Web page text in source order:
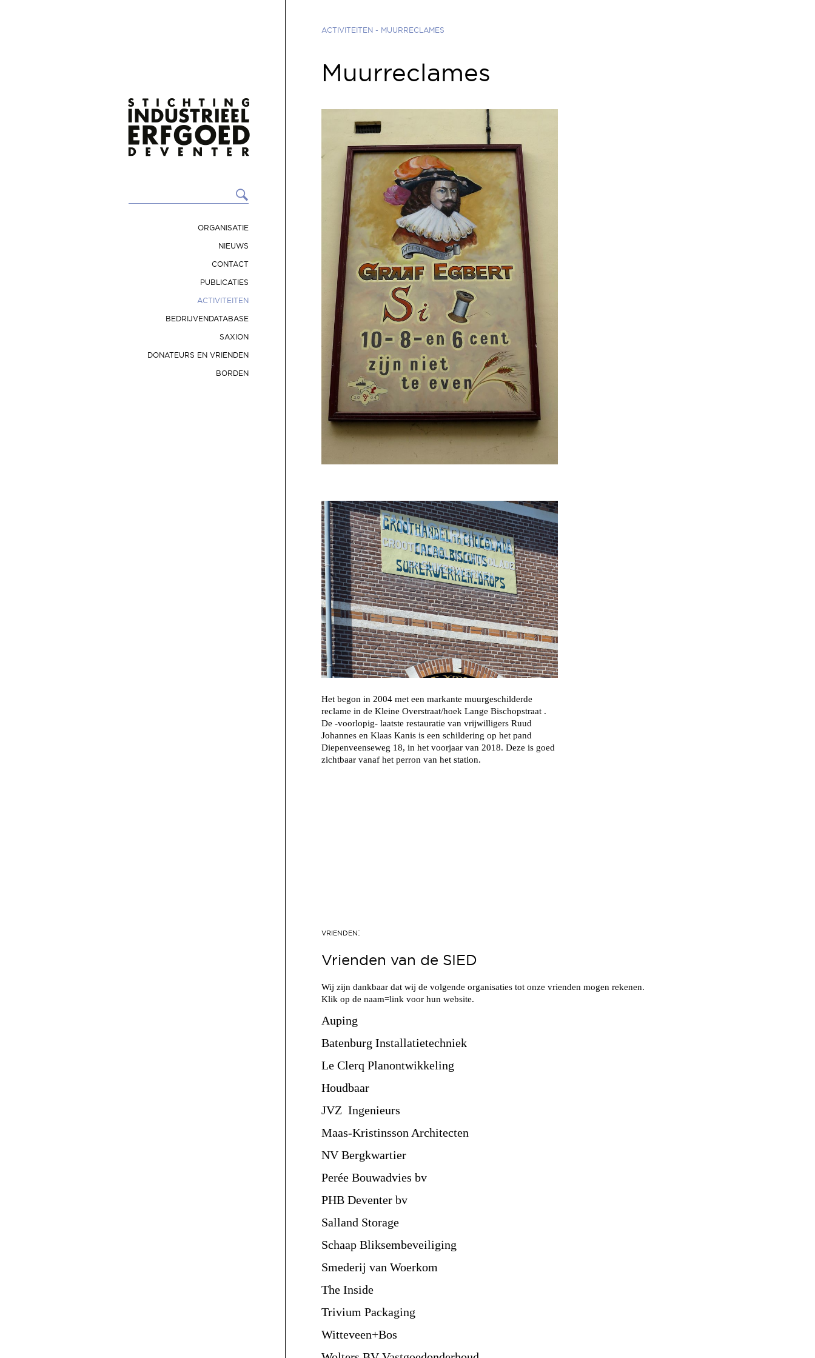
ORGANISATIE
NIEUWS
CONTACT
PUBLICATIES
ACTIVITEITEN
BEDRIJVENDATABASE
SAXION
DONATEURS EN VRIENDEN
BORDEN
ACTIVITEITEN - MUURRECLAMES
Muurreclames
Het begon in 2004 met een markante muurgeschilderde
reclame in de Kleine Overstraat/hoek Lange Bischopstraat .
De -voorlopig- laatste restauratie van vrijwilligers Ruud
Johannes en Klaas Kanis is een schildering op het pand
Diepenveenseweg 18, in het voorjaar van 2018. Deze is goed
zichtbaar vanaf het perron van het station.
Vrienden van de SIED
Wij zijn dankbaar dat wij de volgende organisaties tot onze vrienden mogen rekenen.
Klik op de naam=link voor hun website.
Auping
Batenburg Installatietechniek
Le Clerq Planontwikkeling
Houdbaar
JVZ Ingenieurs
Maas-Kristinsson Architecten
NV Bergkwartier
Perée Bouwadvies bv
PHB Deventer bv
Salland Storage
Schaap Bliksembeveiliging
Smederij van Woerkom
The Inside
Trivium Packaging
Witteveen+Bos